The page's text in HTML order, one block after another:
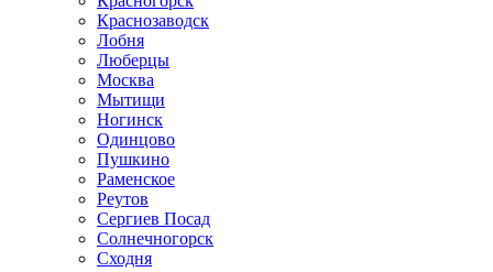
Краснозаводск
Лобня
Люберцы
Москва
Мытищи
Ногинск
Одинцово
Пушкино
Раменское
Реутов
Сергиев Посад
Солнечногорск
Сходня